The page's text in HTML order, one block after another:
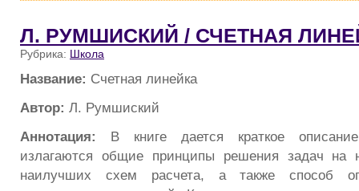
Л. РУМШИСКИЙ / СЧЕТНАЯ
Рубрика: Школа
Название: Счетная линейка
Автор: Л. Румшиский
Аннотация: В книге дается краткое
излагаются общие принципы реше­ния задач на
наилучших схем расчета, а также способ